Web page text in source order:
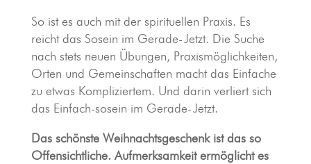
So ist es auch mit der spirituellen Praxis. Es
reicht das Sosein im Gerade-Jetzt. Die Suche
nach stets neuen Übungen, Praxismöglichkeiten,
Orten und Gemeinschaften macht das Einfache
zu etwas Kompliziertem. Und darin verliert sich
das Einfach-sosein im Gerade-Jetzt.
Das schönste Weihnachtsgeschenk ist das so
Offensichtliche. Aufmerksamkeit ermöglicht es